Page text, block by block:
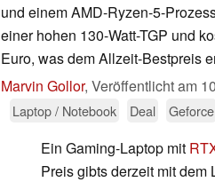
und einem AMD-Ryzen-5-
einer hohen 130-Watt-TGP und
Euro, was dem Allzeit-Bestpreis
Marvin Gollor, Veröffentlicht am
Laptop / Notebook
Deal Geforce
Ein Gaming-Laptop mit
Preis gibts derzeit mit dem